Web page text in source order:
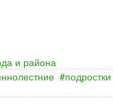
и района
подростки